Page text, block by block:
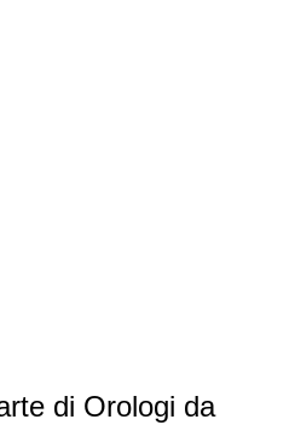
di Orologi da